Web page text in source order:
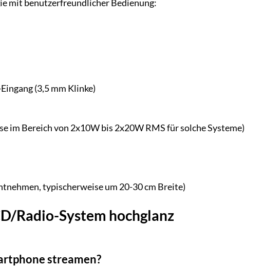
mit benutzerfreundlicher Bedienung:
(3,5 mm Klinke)
im Bereich von 2x10W bis 2x20W RMS für solche Systeme)
typischerweise um 20-30 cm Breite)
Radio-System hochglanz
streamen?